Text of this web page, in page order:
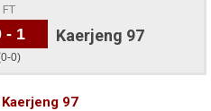
FT
- 1
0)
Kaerjeng 97
97